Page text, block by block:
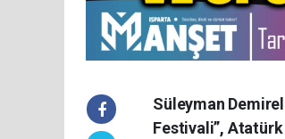
Süleyman
Festivali”,